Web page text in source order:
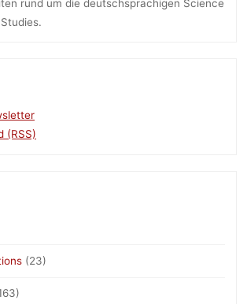
rund um die deutschsprachigen Science
(RSS)
(23)